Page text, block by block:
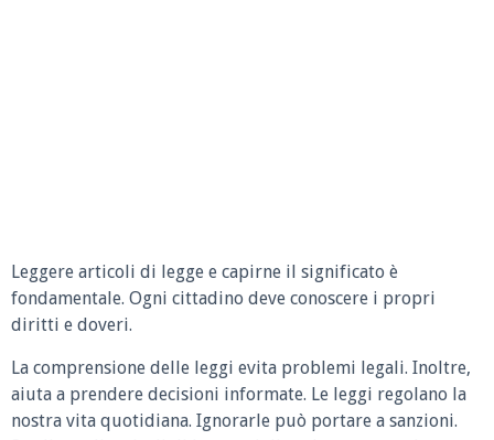
Leggere articoli di legge e capirne il significato è
fondamentale. Ogni cittadino deve conoscere i propri
diritti e doveri.
La comprensione delle leggi evita problemi legali. Inoltre,
aiuta a prendere decisioni informate. Le leggi regolano la
nostra vita quotidiana. Ignorarle può portare a sanzioni.